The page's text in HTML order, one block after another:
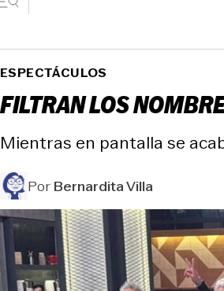
ESPECTÁCULOS
FILTRAN LOS
Mientras en pantalla se
PorBernardita Villa